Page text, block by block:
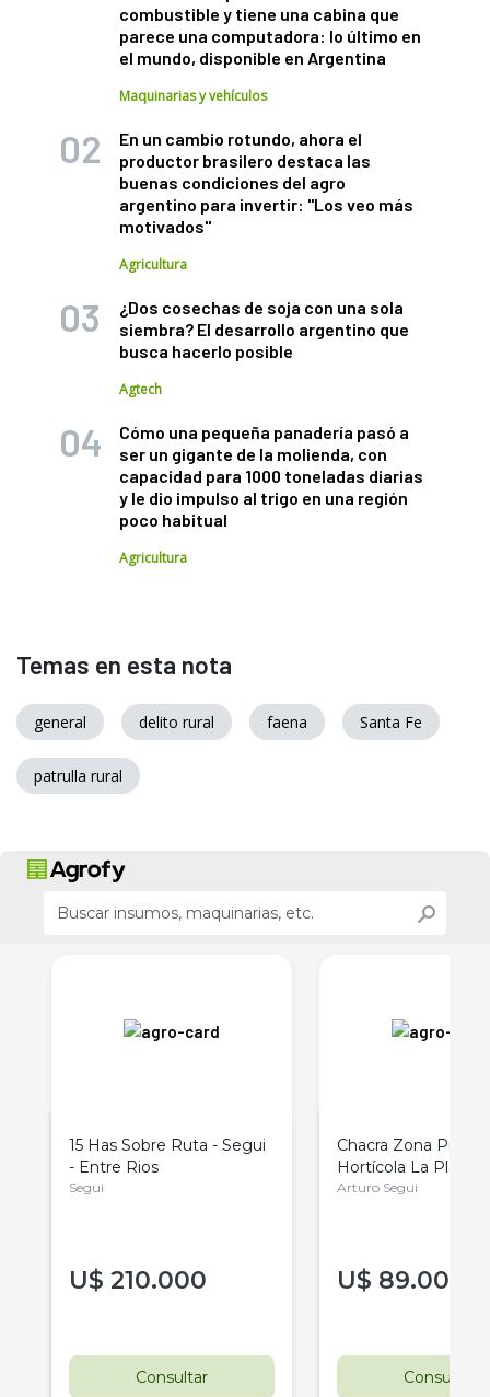
combustible y tiene una cabina que
parece una computadora: lo último en
el mundo, disponible en Argentina
Maquinarias y vehículos
En un cambio rotundo, ahora el
productor brasilero destaca las
buenas condiciones del agro
argentino para invertir: "Los veo más
motivados"
Agricultura
¿Dos cosechas de soja con una sola
siembra? El desarrollo argentino que
busca hacerlo posible
Agtech
Cómo una pequeña panadería pasó a
ser un gigante de la molienda, con
capacidad para 1000 toneladas diarias
y le dio impulso al trigo en una región
poco habitual
Agricultura
Temas en esta nota
general delito rural faena Santa Fe
patrulla rural
15 Has Sobre Ruta - Segui
- Entre Rios
Segui
U$ 210.000
Consultar
Chacra Zona
Hortícola La Plata
Venta
Arturo Segui
U$ 89.000
Consultar